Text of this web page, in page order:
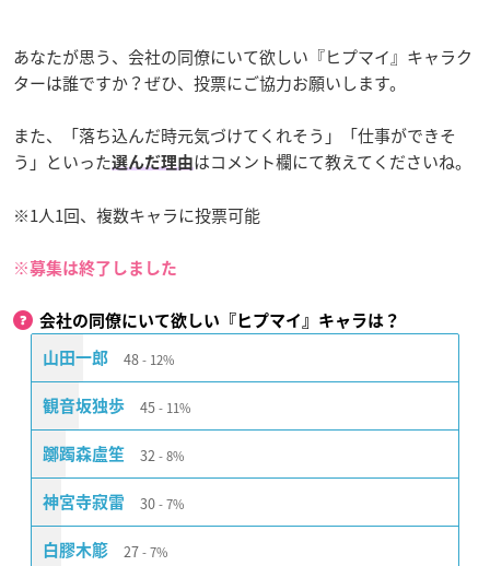
あなたが思う、会社の同僚にいて欲しい『ヒプマイ』キャラク
ターは誰ですか？ぜひ、投票にご協力お願いします。
また、「落ち込んだ時元気づけてくれそう」「仕事ができそ
う」といった選んだ理由はコメント欄にて教えてくださいね。
※1人1回、複数キャラに投票可能
※募集は終了しました
会社の同僚にいて欲しい『ヒプマイ』キャラは？
山田一郎 48 12%
観音坂独歩 45 11%
躑躅森盧笙 32 8%
神宮寺寂雷 30 7%
白膠木簓 27 7%